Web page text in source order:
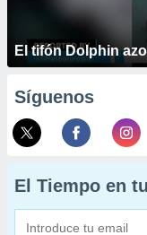
El tifón Dolphin
Síguenos
El Tiempo en